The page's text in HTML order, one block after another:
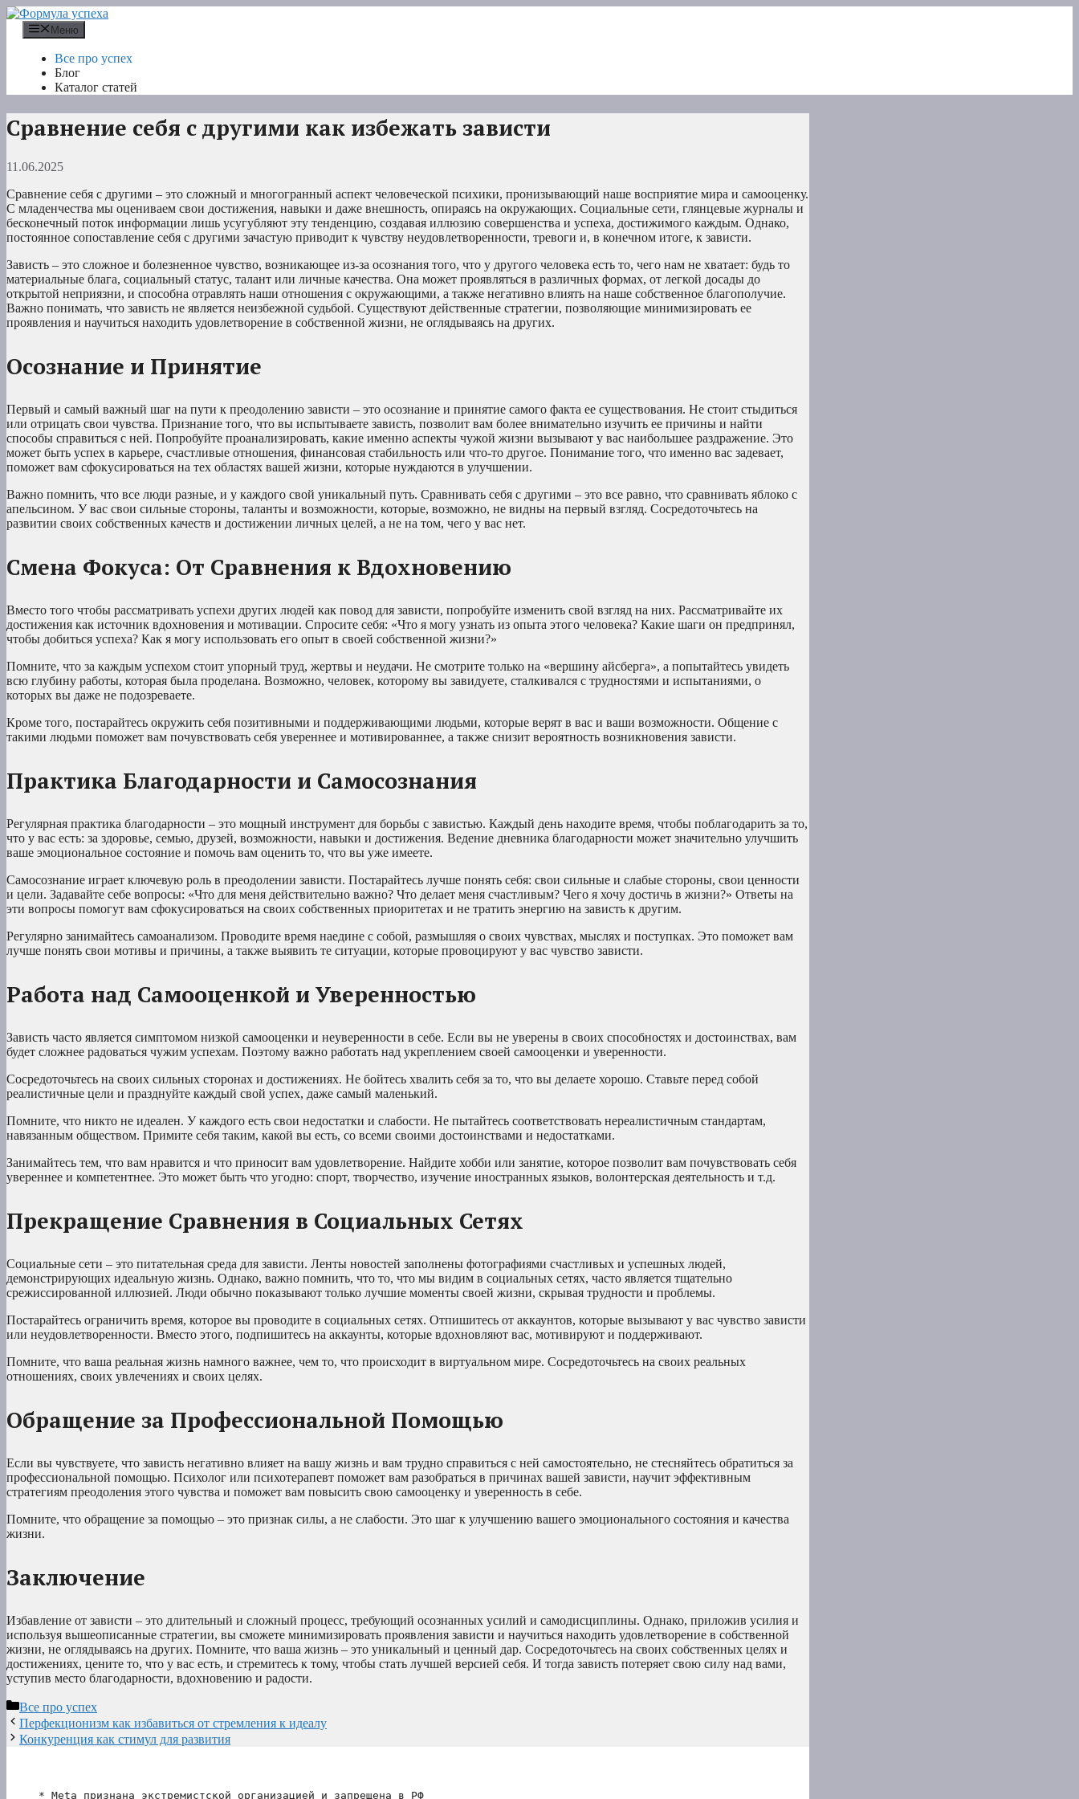
Перейти
содержимому
Меню
Все про успех
Блог
Каталог статей
Сравнение себя с другими как избежать зависти
11.06.2025
Сравнение себя с другими – это сложный и многогранный аспект человеческой психики, пронизывающий наше восприятие мира и самооценку.
С младенчества мы оцениваем свои достижения, навыки и даже внешность, опираясь на окружающих. Социальные сети, глянцевые журналы и
бесконечный поток информации лишь усугубляют эту тенденцию, создавая иллюзию совершенства и успеха, достижимого каждым. Однако,
постоянное сопоставление себя с другими зачастую приводит к чувству неудовлетворенности, тревоги и, в конечном итоге, к зависти.
Зависть – это сложное и болезненное чувство, возникающее из-за осознания того, что у другого человека есть то, чего нам не хватает: будь то
материальные блага, социальный статус, талант или личные качества. Она может проявляться в различных формах, от легкой досады до
открытой неприязни, и способна отравлять наши отношения с окружающими, а также негативно влиять на наше собственное благополучие.
Важно понимать, что зависть не является неизбежной судьбой. Существуют действенные стратегии, позволяющие минимизировать ее
проявления и научиться находить удовлетворение в собственной жизни, не оглядываясь на других.
Осознание и Принятие
Первый и самый важный шаг на пути к преодолению зависти – это осознание и принятие самого факта ее существования. Не стоит стыдиться
или отрицать свои чувства. Признание того, что вы испытываете зависть, позволит вам более внимательно изучить ее причины и найти
способы справиться с ней. Попробуйте проанализировать, какие именно аспекты чужой жизни вызывают у вас наибольшее раздражение. Это
может быть успех в карьере, счастливые отношения, финансовая стабильность или что-то другое. Понимание того, что именно вас задевает,
поможет вам сфокусироваться на тех областях вашей жизни, которые нуждаются в улучшении.
Важно помнить, что все люди разные, и у каждого свой уникальный путь. Сравнивать себя с другими – это все равно, что сравнивать яблоко с
апельсином. У вас свои сильные стороны, таланты и возможности, которые, возможно, не видны на первый взгляд. Сосредоточьтесь на
развитии своих собственных качеств и достижении личных целей, а не на том, чего у вас нет.
Смена Фокуса: От Сравнения к Вдохновению
Вместо того чтобы рассматривать успехи других людей как повод для зависти, попробуйте изменить свой взгляд на них. Рассматривайте их
достижения как источник вдохновения и мотивации. Спросите себя: «Что я могу узнать из опыта этого человека? Какие шаги он предпринял,
чтобы добиться успеха? Как я могу использовать его опыт в своей собственной жизни?»
Помните, что за каждым успехом стоит упорный труд, жертвы и неудачи. Не смотрите только на «вершину айсберга», а попытайтесь увидеть
всю глубину работы, которая была проделана. Возможно, человек, которому вы завидуете, сталкивался с трудностями и испытаниями, о
которых вы даже не подозреваете.
Кроме того, постарайтесь окружить себя позитивными и поддерживающими людьми, которые верят в вас и ваши возможности. Общение с
такими людьми поможет вам почувствовать себя увереннее и мотивированнее, а также снизит вероятность возникновения зависти.
Практика Благодарности и Самосознания
Регулярная практика благодарности – это мощный инструмент для борьбы с завистью. Каждый день находите время, чтобы поблагодарить за то,
что у вас есть: за здоровье, семью, друзей, возможности, навыки и достижения. Ведение дневника благодарности может значительно улучшить
ваше эмоциональное состояние и помочь вам оценить то, что вы уже имеете.
Самосознание играет ключевую роль в преодолении зависти. Постарайтесь лучше понять себя: свои сильные и слабые стороны, свои ценности
и цели. Задавайте себе вопросы: «Что для меня действительно важно? Что делает меня счастливым? Чего я хочу достичь в жизни?» Ответы на
эти вопросы помогут вам сфокусироваться на своих собственных приоритетах и не тратить энергию на зависть к другим.
Регулярно занимайтесь самоанализом. Проводите время наедине с собой, размышляя о своих чувствах, мыслях и поступках. Это поможет вам
лучше понять свои мотивы и причины, а также выявить те ситуации, которые провоцируют у вас чувство зависти.
Работа над Самооценкой и Уверенностью
Зависть часто является симптомом низкой самооценки и неуверенности в себе. Если вы не уверены в своих способностях и достоинствах, вам
будет сложнее радоваться чужим успехам. Поэтому важно работать над укреплением своей самооценки и уверенности.
Сосредоточьтесь на своих сильных сторонах и достижениях. Не бойтесь хвалить себя за то, что вы делаете хорошо. Ставьте перед собой
реалистичные цели и празднуйте каждый свой успех, даже самый маленький.
Помните, что никто не идеален. У каждого есть свои недостатки и слабости. Не пытайтесь соответствовать нереалистичным стандартам,
навязанным обществом. Примите себя таким, какой вы есть, со всеми своими достоинствами и недостатками.
Занимайтесь тем, что вам нравится и что приносит вам удовлетворение. Найдите хобби или занятие, которое позволит вам почувствовать себя
увереннее и компетентнее. Это может быть что угодно: спорт, творчество, изучение иностранных языков, волонтерская деятельность и т.д.
Прекращение Сравнения в Социальных Сетях
Социальные сети – это питательная среда для зависти. Ленты новостей заполнены фотографиями счастливых и успешных людей,
демонстрирующих идеальную жизнь. Однако, важно помнить, что то, что мы видим в социальных сетях, часто является тщательно
срежиссированной иллюзией. Люди обычно показывают только лучшие моменты своей жизни, скрывая трудности и проблемы.
Постарайтесь ограничить время, которое вы проводите в социальных сетях. Отпишитесь от аккаунтов, которые вызывают у вас чувство зависти
или неудовлетворенности. Вместо этого, подпишитесь на аккаунты, которые вдохновляют вас, мотивируют и поддерживают.
Помните, что ваша реальная жизнь намного важнее, чем то, что происходит в виртуальном мире. Сосредоточьтесь на своих реальных
отношениях, своих увлечениях и своих целях.
Обращение за Профессиональной Помощью
Если вы чувствуете, что зависть негативно влияет на вашу жизнь и вам трудно справиться с ней самостоятельно, не стесняйтесь обратиться за
профессиональной помощью. Психолог или психотерапевт поможет вам разобраться в причинах вашей зависти, научит эффективным
стратегиям преодоления этого чувства и поможет вам повысить свою самооценку и уверенность в себе.
Помните, что обращение за помощью – это признак силы, а не слабости. Это шаг к улучшению вашего эмоционального состояния и качества
жизни.
Заключение
Избавление от зависти – это длительный и сложный процесс, требующий осознанных усилий и самодисциплины. Однако, приложив усилия и
используя вышеописанные стратегии, вы сможете минимизировать проявления зависти и научиться находить удовлетворение в собственной
жизни, не оглядываясь на других. Помните, что ваша жизнь – это уникальный и ценный дар. Сосредоточьтесь на своих собственных целях и
достижениях, цените то, что у вас есть, и стремитесь к тому, чтобы стать лучшей версией себя. И тогда зависть потеряет свою силу над вами,
уступив место благодарности, вдохновению и радости.
Рубрики
Все про успех
Перфекционизм как избавиться от стремления к идеалу
Конкуренция как стимул для развития
* Meta признана экстремистской организацией и запрещена в РФ